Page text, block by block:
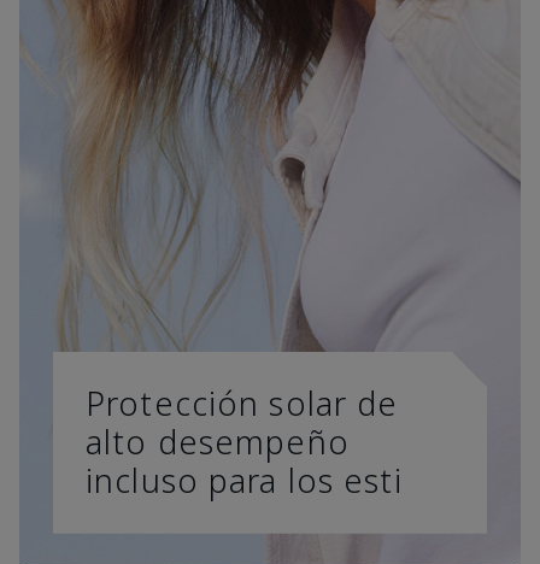
Protección solar de
alto desempeño
incluso para los esti